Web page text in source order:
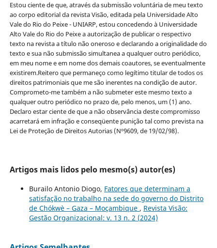
Estou ciente de que, através da submissão voluntária de meu texto
ao corpo editorial da revista Visão, editada pela Universidade Alto
Vale do Rio do Peixe - UNIARP, estou concedendo à Universidade
Alto Vale do Rio do Peixe a autorização de publicar o respectivo
texto na revista a título não oneroso e declarando a originalidade do
texto e sua não submissão simultanea a qualquer outro periódico,
em meu nome e em nome dos demais coautores, se eventualmente
existirem.Reitero que permaneço como legítimo titular de todos os
direitos patrimoniais que me são inerentes na condição de autor.
Comprometo-me também a não submeter este mesmo texto a
qualquer outro periódico no prazo de, pelo menos, um (1) ano.
Declaro estar ciente de que a não observância deste compromisso
acarretará em infração e conseqüente punição tal como prevista na
Lei de Proteção de Direitos Autorias (Nº9609, de 19/02/98).
Artigos mais lidos pelo mesmo(s) autor(es)
Burailo Antonio Diogo, Fatores que determinam a
satisfação no trabalho na sede do governo do Distrito
de Chókwè – Gaza – Moçambique , Revista Visão:
Gestão Organizacional: v. 13 n. 2 (2024)